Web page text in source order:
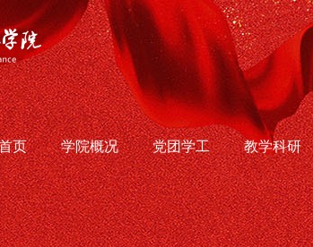
页 学院概况 党团学工 教学科研